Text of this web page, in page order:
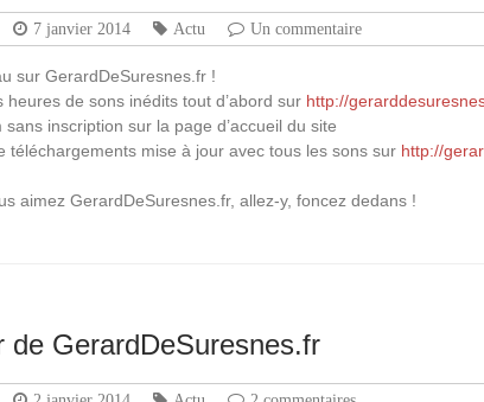
7 janvier 2014 Actu Un commentaire
sur GerardDeSuresnes.fr !
heures de sons inédits tout d’abord sur http://
sans inscription sur la page d’accueil du site
téléchargements mise à jour avec tous les sons sur http://
aimez GerardDeSuresnes.fr, allez-y, foncez dedans !
de GerardDeSuresnes.fr